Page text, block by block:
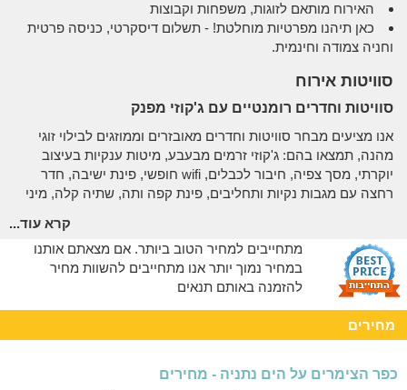
האירוח מותאם לזוגות, משפחות וקבוצות
כאן תיהנו מפרטיות מוחלטת! - תשלום דיסקרטי, כניסה פרטית
וחניה צמודה וחינמית.
סוויטות אירוח
סוויטות וחדרים רומנטיים עם ג'קוזי מפנק
אנו מציעים מבחר סוויטות וחדרים מאובזרים וממוזגים לבילוי זוגי
מהנה, תמצאו בהם: ג'קוזי זרמים מבעבע, מיטות ענקיות בעיצוב
יוקרתי, מסך צפיה, חיבור לכבלים, wifi חופשי, פינת ישיבה, חדר
רחצה עם מגבות נקיות ותחליבים, פינת קפה ותה, שתיה קלה, מיני
# הסוויטות וחדרי האירוח מונגשים לבעלי מוגבלויות
בסביבה
מיקום אידיאלי - ליד חוף הים ומקומות בילוי
סביב הסוויטות חצר ירוקה עם קסם כפרי בפרטיות מלאה.
הזוגית המיוחדת באופן אידיאלי.
קרא עוד...
מתחייבים למחיר הטוב ביותר. אם מצאתם אותנו
במחיר נמוך יותר אנו מתחייבים להשוות מחיר
להזמנה באותם תנאים
מחירים
כפר הצימרים על הים נתניה - מחירים